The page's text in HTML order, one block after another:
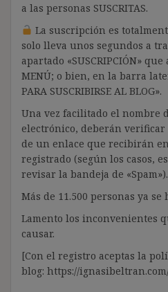
a las personas SUSCRITAS.
La suscripción es
solo lleva unos segundos a
apartado «SUSCRIPCIÓN»
MENÚ; o bien, en la barra
PARA SUSCRIBIRSE AL BLOG».
Una vez facilitado el nombre
electrónico, deberán verificar
de un enlace que recibirán
registrado (según los casos,
revisar la bandeja de «Spam»).
Más de 11.500 personas ya
Lamento los inconvenientes
causar.
[Con el registro aceptas la
blog: https://